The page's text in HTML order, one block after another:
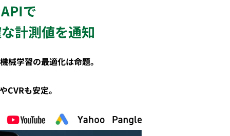
で
計測値を通知
械学習の最適化は命題。
CVRも安定。